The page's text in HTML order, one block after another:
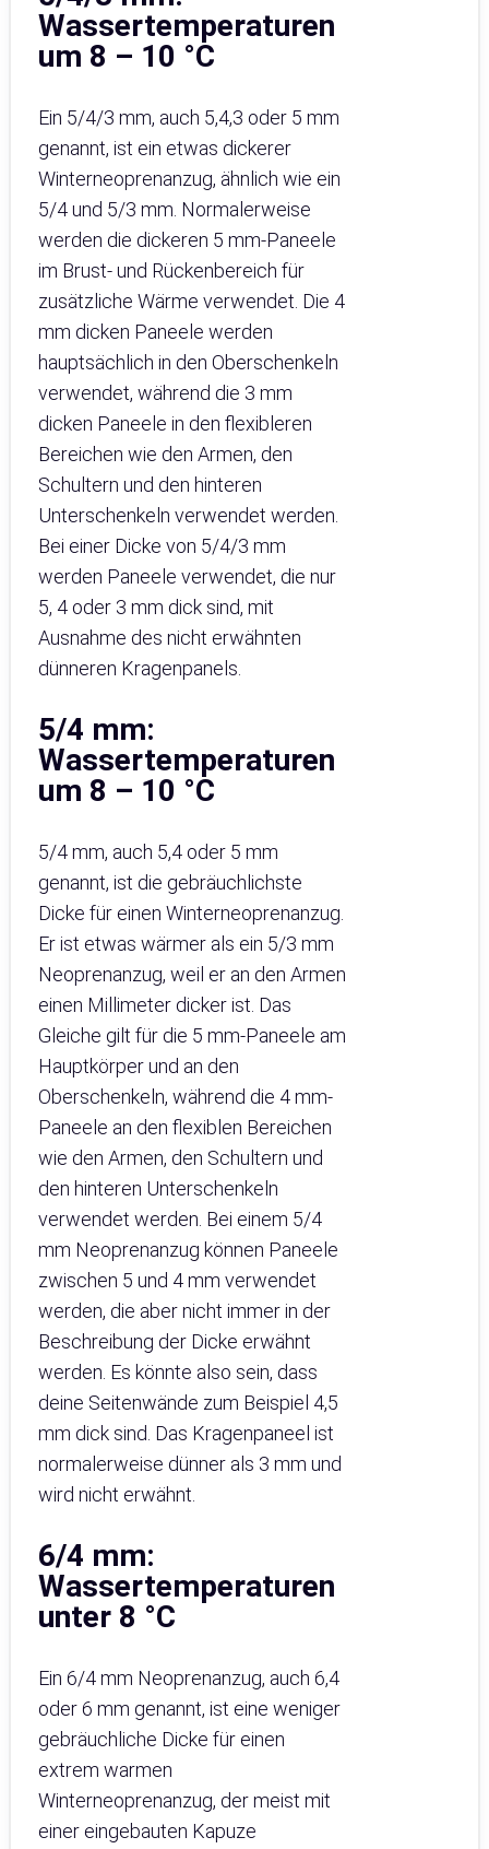
Wassertemperaturen
um 8 – 10 °C
Ein 5/4/3 mm, auch 5,4,3 oder 5 mm
genannt, ist ein etwas dickerer
Winterneoprenanzug, ähnlich wie ein
5/4 und 5/3 mm. Normalerweise
werden die dickeren 5 mm-Paneele
im Brust- und Rückenbereich für
zusätzliche Wärme verwendet. Die 4
mm dicken Paneele werden
hauptsächlich in den Oberschenkeln
verwendet, während die 3 mm
dicken Paneele in den flexibleren
Bereichen wie den Armen, den
Schultern und den hinteren
Unterschenkeln verwendet werden.
Bei einer Dicke von 5/4/3 mm
werden Paneele verwendet, die nur
5, 4 oder 3 mm dick sind, mit
Ausnahme des nicht erwähnten
dünneren Kragenpanels.
5/4 mm:
Wassertemperaturen
um 8 – 10 °C
5/4 mm, auch 5,4 oder 5 mm
genannt, ist die gebräuchlichste
Dicke für einen Winterneoprenanzug.
Er ist etwas wärmer als ein 5/3 mm
Neoprenanzug, weil er an den Armen
einen Millimeter dicker ist. Das
Gleiche gilt für die 5 mm-Paneele am
Hauptkörper und an den
Oberschenkeln, während die 4 mm-
Paneele an den flexiblen Bereichen
wie den Armen, den Schultern und
den hinteren Unterschenkeln
verwendet werden. Bei einem 5/4
mm Neoprenanzug können Paneele
zwischen 5 und 4 mm verwendet
werden, die aber nicht immer in der
Beschreibung der Dicke erwähnt
werden. Es könnte also sein, dass
deine Seitenwände zum Beispiel 4,5
mm dick sind. Das Kragenpaneel ist
normalerweise dünner als 3 mm und
wird nicht erwähnt.
6/4 mm:
Wassertemperaturen
unter 8 °C
Ein 6/4 mm Neoprenanzug, auch 6,4
oder 6 mm genannt, ist eine weniger
gebräuchliche Dicke für einen
extrem warmen
Winterneoprenanzug, der meist mit
einer eingebauten Kapuze